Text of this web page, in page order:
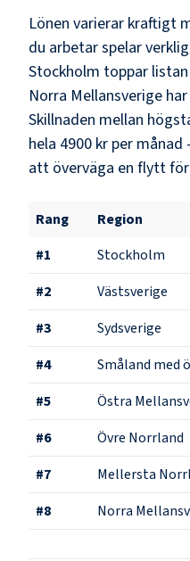
Lönen varierar kraftigt
du arbetar spelar
Stockholm toppar
Norra Mellansverige
Skillnaden mellan
hela 4900 kr per månad
att överväga en flytt
Rang Region
#1 Stockholm
#2 Västsverige
#3 Sydsverige
#4 Småland med
#5 Östra
#6 Övre Norrland
#7 Mellersta
#8 Norra